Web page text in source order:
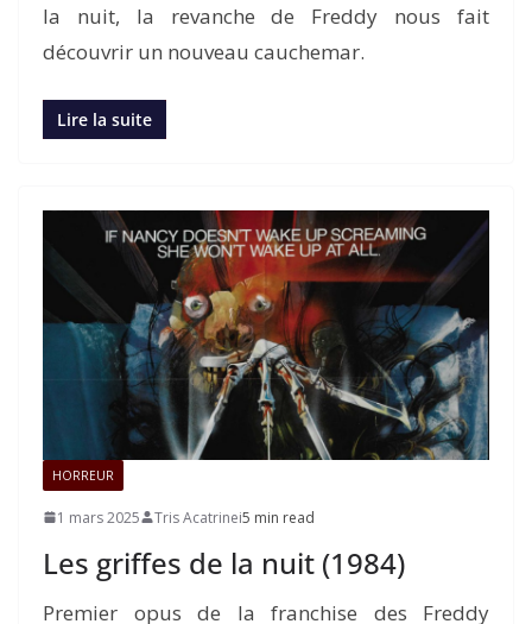
la nuit, la revanche de Freddy nous fait
découvrir un nouveau cauchemar.
Lire la suite
HORREUR
1 mars 2025 Tris Acatrinei5 min read
Les griffes de la nuit (1984)
Premier opus de la franchise des Freddy